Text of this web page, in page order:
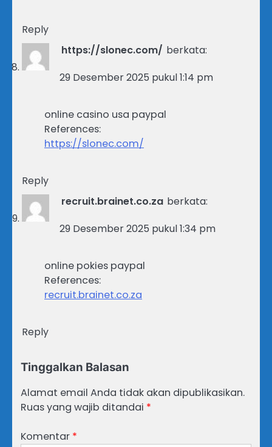
Reply
https://slonec.com/ berkata:
29 Desember 2025 pukul 1:14 pm
online casino usa paypal
References:
https://slonec.com/
Reply
recruit.brainet.co.za berkata:
29 Desember 2025 pukul 1:34 pm
online pokies paypal
References:
recruit.brainet.co.za
Reply
Tinggalkan Balasan
Alamat email Anda tidak akan dipublikasikan.
Ruas yang wajib ditandai *
Komentar *